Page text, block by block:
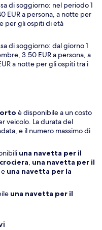
di soggiorno: nel periodo 1
EUR a persona, a notte per
per gli ospiti di età
di soggiorno: dal giorno 1
3.50 EUR a persona, a
a notte per gli ospiti tra i
è disponibile a un costo
veicolo. La durata del
e il numero massimo di
una navetta per il
, una navetta per il
e una navetta per la
una navetta per il